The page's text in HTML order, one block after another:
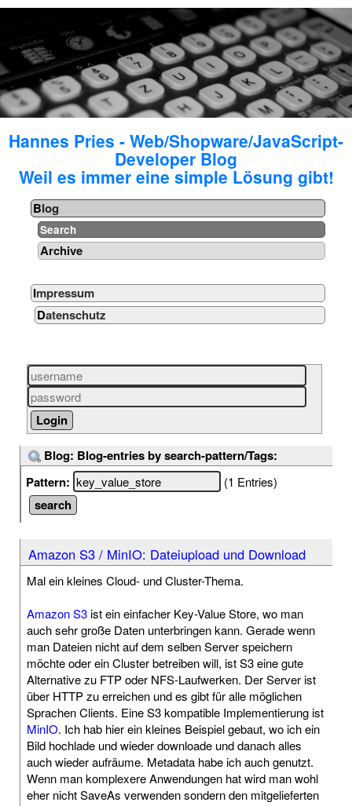
Hannes Pries - Web/Shopware/JavaScript-
Developer Blog
Weil es immer eine simple Lösung gibt!
Blog
Search
Archive
Impressum
Datenschutz
Blog: Blog-entries by search-pattern/Tags:
Pattern:
(1 Entries)
Amazon S3 / MinIO: Dateiupload und Download
Mal ein kleines Cloud- und Cluster-Thema.
Amazon S3ist ein einfacher Key-Value Store, wo man
auch sehr große Daten unterbringen kann. Gerade wenn
man Dateien nicht auf dem selben Server speichern
möchte oder ein Cluster betreiben will, ist S3 eine gute
Alternative zu FTP oder NFS-Laufwerken. Der Server ist
über HTTP zu erreichen und es gibt für alle möglichen
Sprachen Clients. Eine S3 kompatible Implementierung ist
MinIO. Ich hab hier ein kleines Beispiel gebaut, wo ich ein
Bild hochlade und wieder downloade und danach alles
auch wieder aufräume. Metadata habe ich auch genutzt.
Wenn man komplexere Anwendungen hat wird man wohl
eher nicht SaveAs verwenden sondern den mitgelieferten